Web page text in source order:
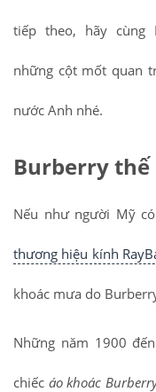
tiếp theo, hãy cùng
những cột mốt quan
nước Anh nhé.
Burberry thế
Nếu như người Mỹ
thương hiệu kính
khoác mưa do
Những năm 1900
chiếc áo khoác